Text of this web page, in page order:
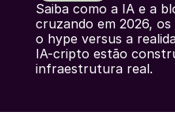
Saiba como a IA e a
cruzando em 2026,
o hype versus a
IA-cripto estão
infraestrutura real.